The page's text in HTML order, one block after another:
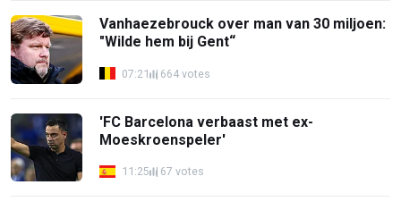
Vanhaezebrouck over man van 30 miljoen:
"Wilde hem bij Gent“
07:21 664 votes
'FC Barcelona verbaast met ex-
Moeskroenspeler'
11:25 67 votes